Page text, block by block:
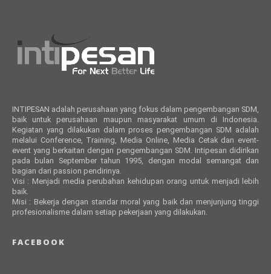
INTIPESAN adalah perusahaan yang fokus dalam pengembangan SDM,
baik untuk perusahaan maupun masyarakat umum di Indonesia.
Kegiatan yang dilakukan dalam proses pengembangan SDM adalah
melalui Conference, Training, Media Online, Media Cetak dan event-
event yang berkaitan dengan pengembangan SDM. Intipesan didirikan
pada bulan September tahun 1995, dengan modal semangat dan
bagian dari passion pendirinya.
Visi : Menjadi media perubahan kehidupan orang untuk menjadi lebih
baik.
Misi : Bekerja dengan standar moral yang baik dan menjunjung tinggi
profesionalisme dalam setiap pekerjaan yang dilakukan.
FACEBOOK